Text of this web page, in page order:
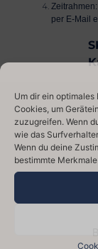
Um dir ein
Cookies, um
zuzugreifen. Wenn
wie das
Wenn du deine
bestimmte
Zeitrahmen:
per E-Mail